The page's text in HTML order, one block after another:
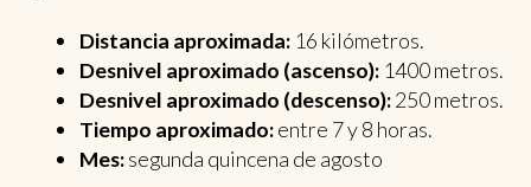
Distancia aproximada:16 kilómetros.
Desnivel aproximado (ascenso):1400 metros.
Desnivel aproximado (descenso):250 metros.
Tiempo aproximado:entre 7 y 8 horas.
Mes:segunda quincena de agosto